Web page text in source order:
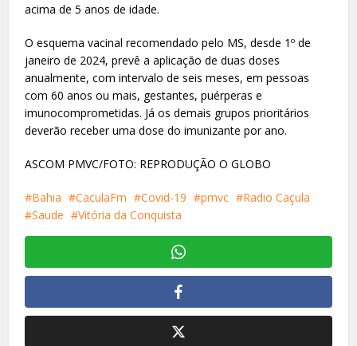
acima de 5 anos de idade.
O esquema vacinal recomendado pelo MS, desde 1º de
janeiro de 2024, prevê a aplicação de duas doses
anualmente, com intervalo de seis meses, em pessoas
com 60 anos ou mais, gestantes, puérperas e
imunocomprometidas. Já os demais grupos prioritários
deverão receber uma dose do imunizante por ano.
ASCOM PMVC/FOTO: REPRODUÇÃO O GLOBO
Bahia CaculaFm Covid-19 pmvc
Radio Caçula
Saude
Vitória da Conquista